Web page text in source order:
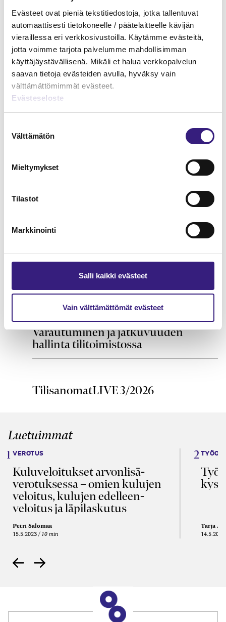
Evästeet ovat pieniä tekstitiedostoja, jotka tallentuvat
automaattisesti tietokoneelle / päätelaitteelle kävijän
vieraillessa eri verkkosivustoilla. Käytämme evästeitä,
jotta voimme tarjota palvelumme mahdollisimman
käyttäjäystävällisenä. Mikäli et halua verkkopalvelun
saavan tietoja evästeiden avulla, hyväksy vain
välttämättömimmät evästeet.
Evästeseloste
valinta
Välttämätön
Mieltymykset
Tilastot
Markkinointi
Salli kaikki evästeet
Vain välttämättömät evästeet
Verkkokoulutukset
YRITYKSEN TULOVEROTUS
Liikehuoneistojen ja
liikekiinteistöjen korjaaminen –
kirjanpidon ja verotuksen
näkökulma
HUOLTOVARMUUS JA VARAUTUMINEN
Varautuminen ja jatkuvuuden
hallinta tilitoimistossa
TilisanomatLIVE 3/2026
Luetuimmat
VEROTUS
Kulu­veloitukset arvon­lisä­
verotuksessa – omien kulujen
veloitus, kulujen edelleen­
veloitus ja läpi­laskutus
Petri Salomaa
15.5.2023 10 min
Tarja
14.5.2021